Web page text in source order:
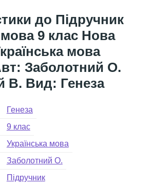
Підручник
мова 9 клас Нова
мова
Заболотний О.
В. Вид: Генеза
Генеза
9 клас
Українська мова
Заболотний О.
Підручник